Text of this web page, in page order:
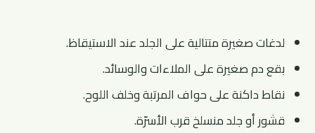
لدغات صغيرة متتالية على الجلد عند الاستيقاظ.
بقع دم صغيرة على الملاءات والوسائد.
نقاط داكنة على حواف المرتبة وخلف اللوح.
قشور أو جلد منسلخ قرب الأسرّة.